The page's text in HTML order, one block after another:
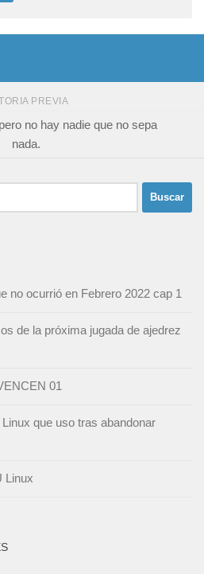
PREVIA
no hay nadie que no sepa
nada.
no ocurrió en Febrero 2022 cap 1
de la próxima jugada de ajedrez
01
que uso tras abandonar
Linux